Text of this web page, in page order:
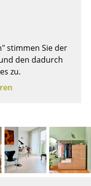
stimmen Sie der
den dadurch
zu.